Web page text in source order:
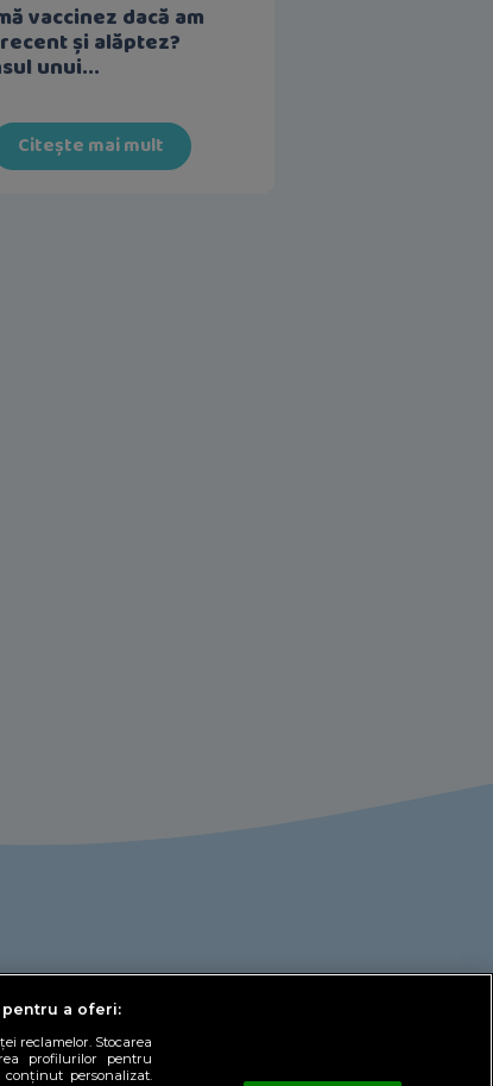
vaccinez dacă am
și alăptez?
unui...
Citește mai mult
a oferi:
reclamelor. Stocarea
profilurilor pentru
personalizat.